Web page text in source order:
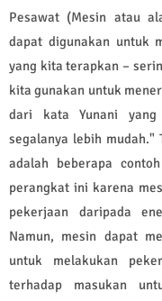
Pesawat (Mesin atau
dapat digunakan untuk
yang kita terapkan –
kita gunakan untuk
dari kata Yunani
segalanya lebih
adalah beberapa
perangkat ini karena
pekerjaan daripada
Namun, mesin dapat
untuk melakukan
terhadap masukan